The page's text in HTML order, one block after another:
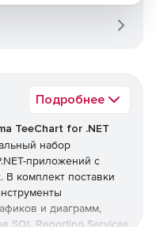
Подробнее
TeeChart for .NET
набор
приложений с
комплект поставки
и диаграмм,
SQL Reporting Services